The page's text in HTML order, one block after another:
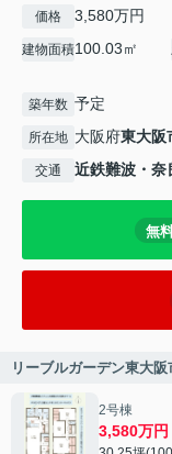
価格 3,580万円
建物面積100.03㎡
築年数 予定
所在地 大阪府東大阪
交通 近鉄難波・奈
無
リーブルガーデン東大
2号棟
3,580万円